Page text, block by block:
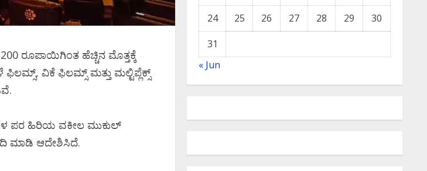
ರೂಪಾಯಿಗಿಂತ ಹೆಚ್ಚಿನ ಮೊತ್ತಕ್ಕೆ
ವಿಕೆ ಫಿಲಮ್ಸ್ ಮತ್ತು ಮಲ್ಟಿಪ್ಲೆಕ್ಸ್‌
ಪರ ಹಿರಿಯ ವಕೀಲ ಮುಕುಲ್
ಮಾಡಿ ಆದೇಶಿಸಿದೆ.
24
25 26 27 28 29
30
31
« Jun